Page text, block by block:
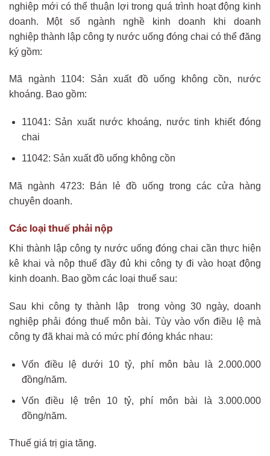
nghiệp mới có thể thuận lợi trong quá trình hoạt động kinh
doanh. Một số ngành nghề kinh doanh khi doanh
nghiệp thành lập công ty nước uống đóng chai có thể đăng
ký gồm:
Mã ngành 1104: Sản xuất đồ uống không cồn, nước
khoáng. Bao gồm:
11041: Sản xuất nước khoáng, nước tinh khiết đóng
chai
11042: Sản xuất đồ uống không cồn
Mã ngành 4723: Bán lẻ đồ uống trong các cửa hàng
chuyên doanh.
Các loại thuế phải nộp
Khi thành lập công ty nước uống đóng chai cần thực hiện
kê khai và nộp thuế đầy đủ khi công ty đi vào hoạt động
kinh doanh. Bao gồm các loại thuế sau:
Sau khi công ty thành lập trong vòng 30 ngày, doanh
nghiệp phải đóng thuế môn bài. Tùy vào vốn điều lệ mà
công ty đã khai mà có mức phí đóng khác nhau:
Vốn điều lệ dưới 10 tỷ, phí môn bàu là 2.000.000
đồng/năm.
Vốn điều lệ trên 10 tỷ, phí môn bài là 3.000.000
đồng/năm.
Thuế giá trị gia tăng.